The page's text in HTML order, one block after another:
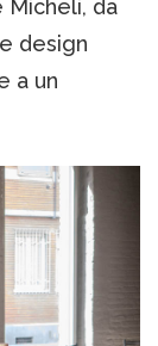
Micheli, da
design
a un